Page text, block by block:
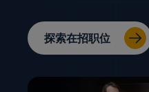
探索在招职位